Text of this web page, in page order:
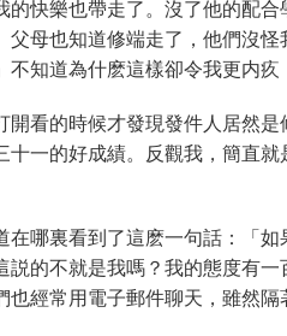
快樂也帶走了。沒了他的配
母也知道修端走了，他們沒
知道為什麽這樣卻令我更内疚
看的時候才發現發件人居然
一的好成績。反觀我，簡直
哪裏看到了這麽一句話：「
的不就是我嗎？我的態度有
也經常用電子郵件聊天，雖然